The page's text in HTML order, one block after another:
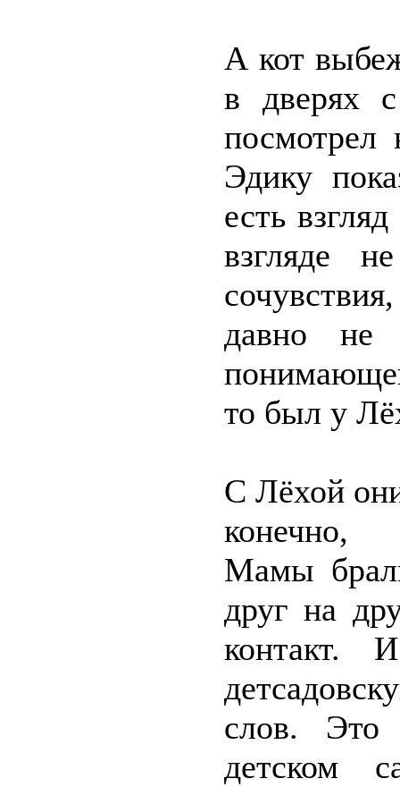
А кот
в дверях
посмотрел
Эдику
есть
взгляде
давно не
то был у
С Лёхой
конечно,
Мамы
друг на
контакт.
слов.
детском